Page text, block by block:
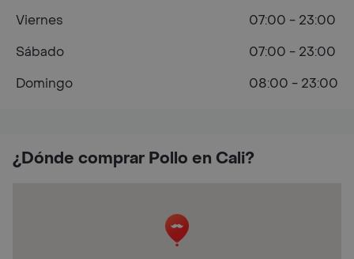
¿Dónde comprar Pollo en Cali?
Viernes
07:00 - 23:00
Sábado
07:00 - 23:00
Domingo
08:00 - 23:00